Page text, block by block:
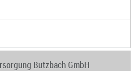
Butzbach GmbH